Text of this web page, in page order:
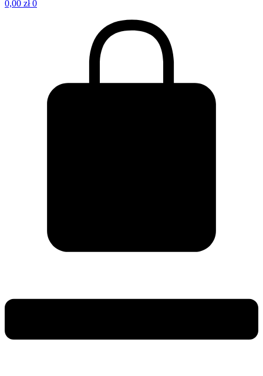
0,00 zł 0